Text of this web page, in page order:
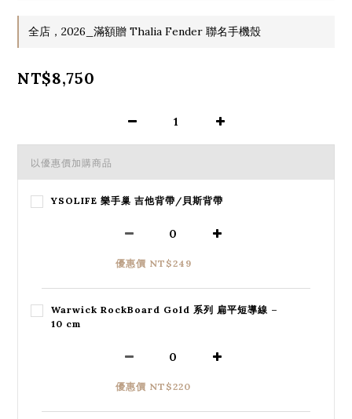
全店，2026_滿額贈 Thalia Fender 聯名手機殼
NT$8,750
以優惠價加購商品
YSOLIFE 樂手巢 吉他背帶/貝斯背帶
優惠價 NT$249
Warwick RockBoard Gold 系列 扁平短導線 –
10 cm
優惠價 NT$220